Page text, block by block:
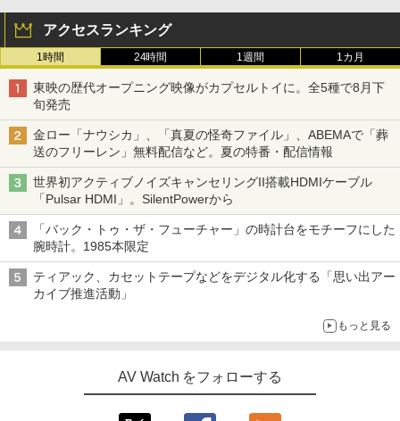
アクセスランキング
1時間 24時間 1週間 1カ月
東映の歴代オープニング映像がカプセルトイに。全5種で8月下
旬発売
金ロー「ナウシカ」、「真夏の怪奇ファイル」、ABEMAで「葬
送のフリーレン」無料配信など。夏の特番・配信情報
世界初アクティブノイズキャンセリングII搭載HDMIケーブル
「Pulsar HDMI」。SilentPowerから
「バック・トゥ・ザ・フューチャー」の時計台をモチーフにした
腕時計。1985本限定
ティアック、カセットテープなどをデジタル化する「思い出アー
カイブ推進活動」
もっと見る
AV Watch をフォローする